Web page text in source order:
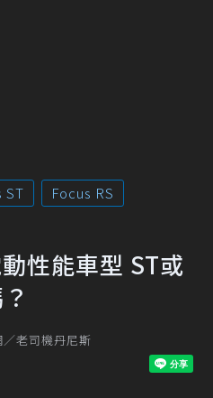
ST
Focus RS
性能車型 ST或
老司機丹尼斯